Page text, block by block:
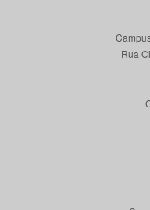
Rua